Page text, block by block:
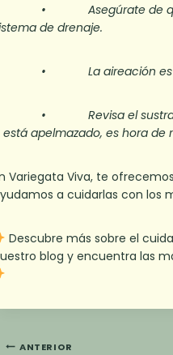
Asegúrate de que la
de drenaje.
La aireación es clave:
Revisa el sustrato
está apelmazado, es hora de
Variegata Viva, te
a cuidarlas con los
Descubre más sobre el
blog y encuentra las
Navegación
ANTERIOR